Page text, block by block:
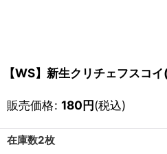
【WS】新生クリチェフスコ
販売価格: 180円(税込)
在庫数2枚